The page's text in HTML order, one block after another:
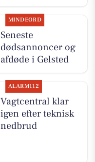
MINDEORD
Seneste
dødsannoncer og
afdøde i Gelsted
ALARM112
Vagtcentral klar
igen efter teknisk
nedbrud